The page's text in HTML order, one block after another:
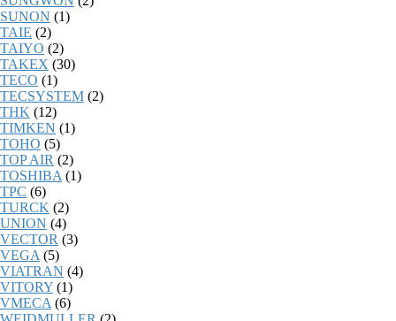
SUNON (1)
TAIE (2)
TAIYO (2)
TAKEX (30)
TECO (1)
TECSYSTEM (2)
THK (12)
TIMKEN (1)
TOHO (5)
TOP AIR (2)
TOSHIBA (1)
TPC (6)
TURCK (2)
UNION (4)
VECTOR (3)
VEGA (5)
VIATRAN (4)
VITORY (1)
VMECA (6)